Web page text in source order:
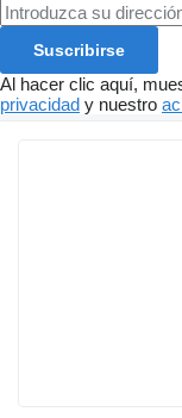
Suscribirse
Al hacer clic aquí,
privacidad y nuestro